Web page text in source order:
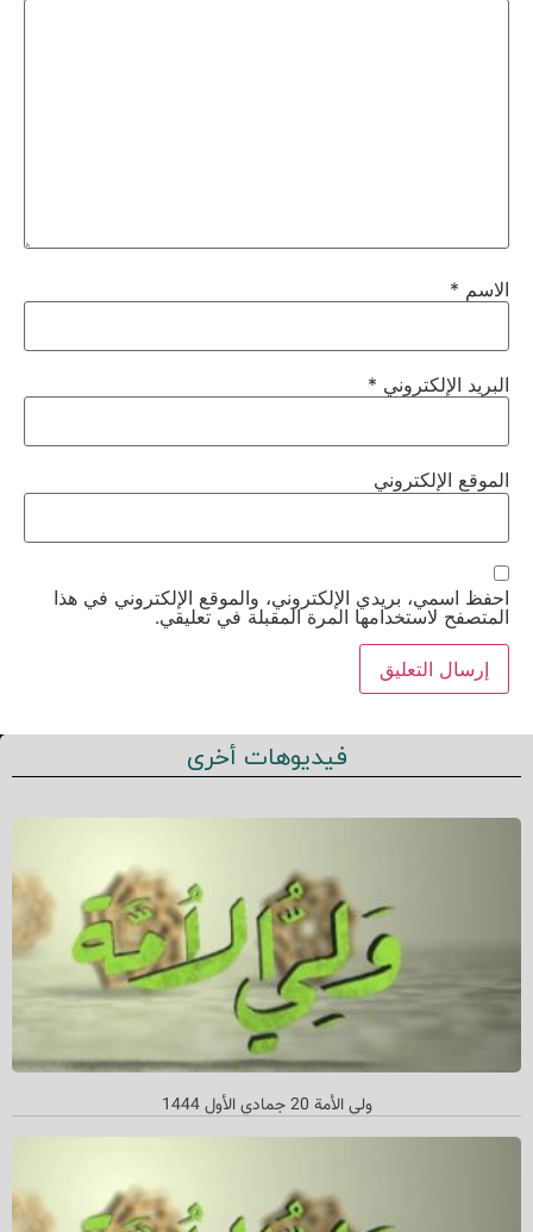
الاسم *
البريد الإلكتروني *
الموقع الإلكتروني
احفظ اسمي، بريدي الإلكتروني، والموقع الإلكتروني في هذا
المتصفح لاستخدامها المرة المقبلة في تعليقي.
فيديوهات أخرى
ولي الأمة 20 جمادي الأول 1444